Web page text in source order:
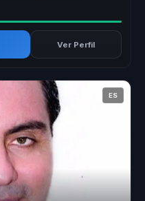
Ver Perfil
ES